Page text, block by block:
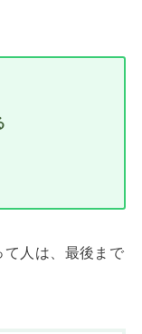
て人は、最後まで